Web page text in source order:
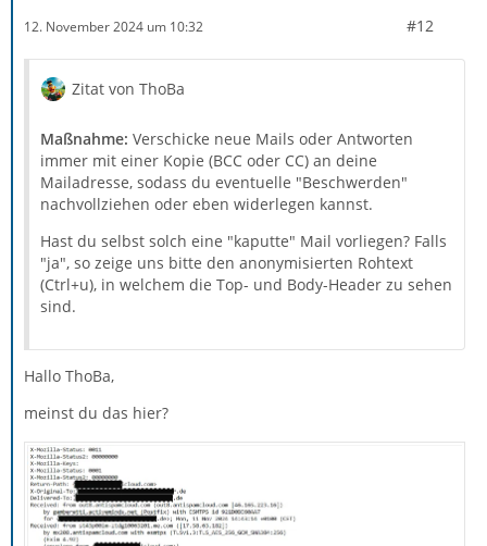
12. November 2024 um 10:32 #12
Zitat von ThoBa
Maßnahme: Verschicke neue Mails oder Antworten
immer mit einer Kopie (BCC oder CC) an deine
Mailadresse, sodass du eventuelle "Beschwerden"
nachvollziehen oder eben widerlegen kannst.
Hast du selbst solch eine "kaputte" Mail vorliegen? Falls
"ja", so zeige uns bitte den anonymisierten Rohtext
(Ctrl+u), in welchem die Top- und Body-Header zu sehen
sind.
Hallo ThoBa,
meinst du das hier?